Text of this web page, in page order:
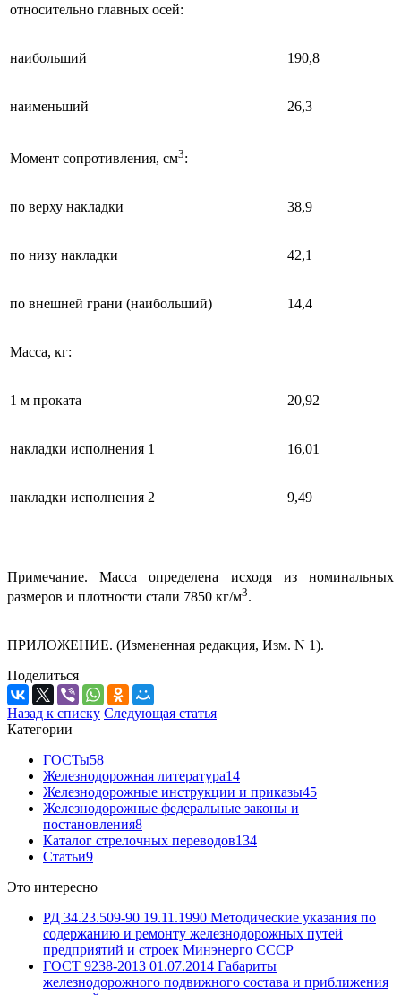
относительно главных осей:
наибольший 190,8
наименьший 26,3
Момент сопротивления, см3:
по верху накладки 38,9
по низу накладки 42,1
по внешней грани (наибольший) 14,4
Масса, кг:
1 м проката 20,92
накладки исполнения 1 16,01
накладки исполнения 2 9,49
Примечание. Масса определена исходя из номинальных
размеров и плотности стали 7850 кг/м3.
ПРИЛОЖЕНИЕ. (Измененная редакция, Изм. N 1).
Поделиться
Назад к списку Следующая статья
Категории
ГОСТы58
Железнодорожная литература14
Железнодорожные инструкции и приказы45
Железнодорожные федеральные законы и
постановления8
Каталог стрелочных переводов134
Статьи9
Это интересно
РД 34.23.509-90 19.11.1990 Методические указания по
содержанию и ремонту железнодорожных путей
предприятий и строек Минэнерго СССР
ГОСТ 9238-2013 01.07.2014 Габариты
железнодорожного подвижного состава и приближения